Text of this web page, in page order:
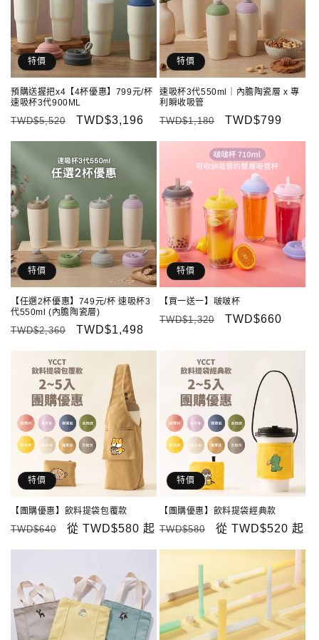
特價
預購送握把x4【4杯優惠】799元/杯
速吸杯3代900ML
定
TWD$5,520
售
TWD$3,196
特價
速吸杯3代550ml｜內膽陶瓷層 x 專
利瞬收吸管
定
TWD$1,180
售
TWD$799
特價
【任選2杯優惠】749元/杯 速吸杯3
代550ml (內膽陶瓷層)
定
TWD$2,360
售
TWD$1,498
特價
【買一送一】啵啵杯
定
TWD$1,320
售
TWD$660
特價
【團購優惠】飲料提袋包覆款
定
TWD$640
售
從 TWD$580 起
特價
【團購優惠】飲料提袋經典款
定
TWD$580
售
從 TWD$520 起